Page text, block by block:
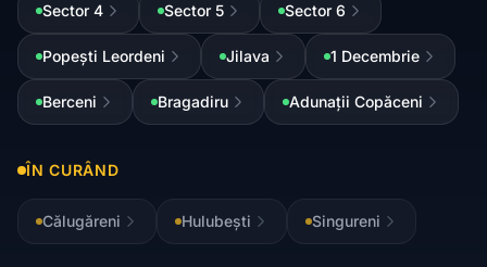
Sector 4 Sector 5 Sector 6
Popești Leordeni Jilava 1 Decembrie
Berceni Bragadiru Adunații Copăceni
ÎN CURÂND
Călugăreni Hulubești Singureni